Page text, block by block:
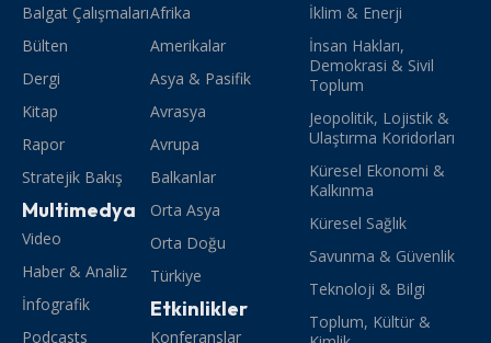
Balgat Çalışmaları
Bülten
Dergi
Kitap
Rapor
Stratejik Bakış
Multimedya
Video
Haber & Analiz
İnfografik
Podcasts
Afrika
Amerikalar
Asya & Pasifik
Avrasya
Avrupa
Balkanlar
Orta Asya
Orta Doğu
Türkiye
Etkinlikler
Konferanslar
İklim & Enerji
İnsan Hakları,
Demokrasi & Sivil
Toplum
Jeopolitik, Lojistik &
Ulaştırma Koridorları
Küresel Ekonomi &
Kalkınma
Küresel Sağlık
Savunma & Güvenlik
Teknoloji & Bilgi
Toplum, Kültür &